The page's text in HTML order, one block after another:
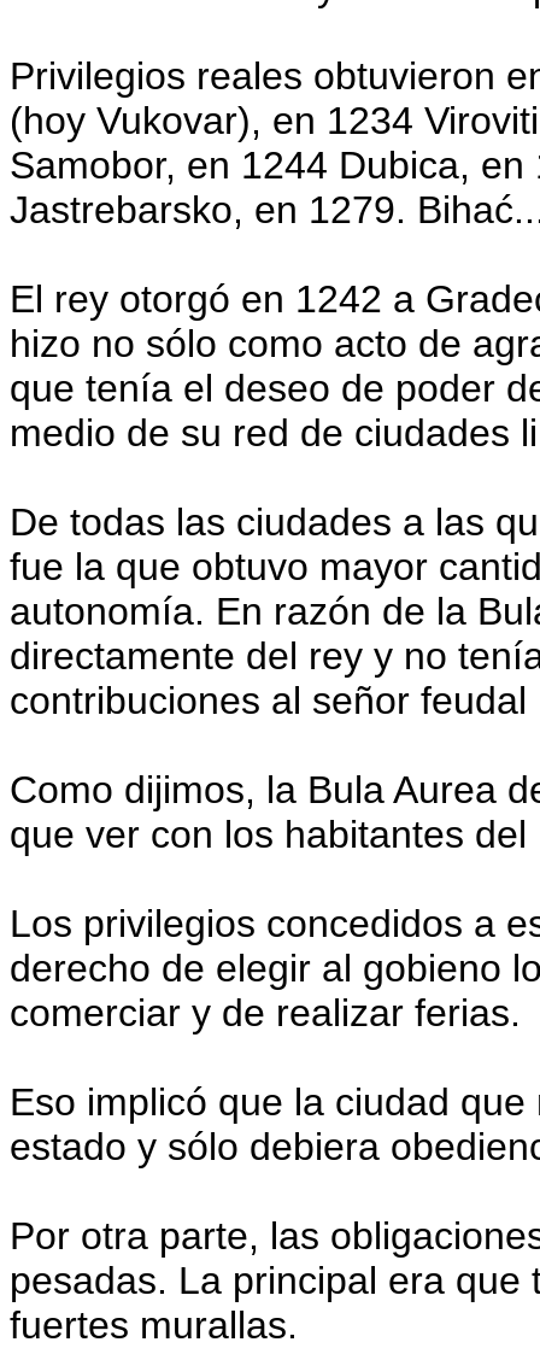
Privilegios reales obtuvieron
(hoy Vukovar), en 1234
Samobor, en 1244 Dubica,
Jastrebarsko, en 1279.
El rey otorgó en 1242 a
hizo no sólo como acto de
que tenía el deseo de poder
medio de su red de ciudades
De todas las ciudades a las
fue la que obtuvo mayor
autonomía. En razón de la
directamente del rey y no
contribuciones al señor feudal
Como dijimos, la Bula Aurea
que ver con los habitantes
Los privilegios concedidos a
derecho de elegir al gobieno
comerciar y de realizar ferias.
Eso implicó que la ciudad
estado y sólo debiera
Por otra parte, las
pesadas. La principal era
fuertes murallas.